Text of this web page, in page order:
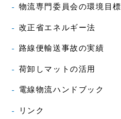
物流専門委員会の環境目標
改正省エネルギー法
路線便輸送事故の実績
荷卸しマットの活用
電線物流ハンドブック
リンク